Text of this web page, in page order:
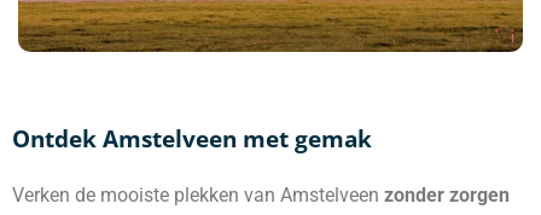
Ontdek Amstelveen met gemak
Verken de mooiste plekken van Amstelveen zonder zorgen